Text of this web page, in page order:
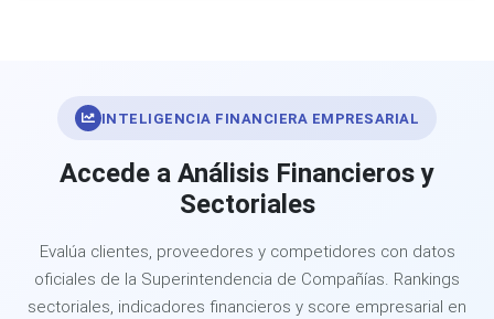
INTELIGENCIA FINANCIERA EMPRESARIAL
Accede a Análisis Financieros y
Sectoriales
Evalúa clientes, proveedores y competidores con datos
oficiales de la Superintendencia de Compañías. Rankings
sectoriales, indicadores financieros y score empresarial en